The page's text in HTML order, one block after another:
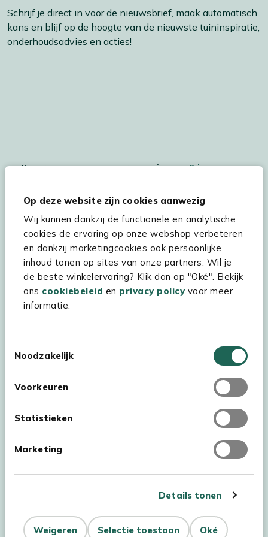
Op deze website zijn cookies aanwezig
Wij kunnen dankzij de functionele en analytische
cookies de ervaring op onze webshop verbeteren
en dankzij marketingcookies ook persoonlijke
inhoud tonen op sites van onze partners. Wil je
de beste winkelervaring? Klik dan op "Oké". Bekijk
ons cookiebeleid en privacy policyvoor meer
informatie.
Noodzakelijk
Voorkeuren
Statistieken
Marketing
Details tonen
Oké
Selectie toestaan
Weigeren
Schrijf je direct in voor de nieuwsbrief, maak automatisch
kans en blijf op de hoogte van de nieuwste tuininspiratie,
onderhoudsadvies en acties!
De persoonsgegegevens worden conform onsPrivacy
Hulp & service
Assortiment
Kees Smit Tuinmeubelen
Experience Stores XXL
Algemene voorwaarden Privacy Statement Disclaimer